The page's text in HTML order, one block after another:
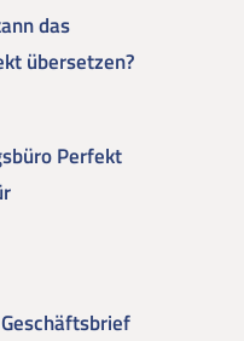
das
übersetzen?
Perfekt